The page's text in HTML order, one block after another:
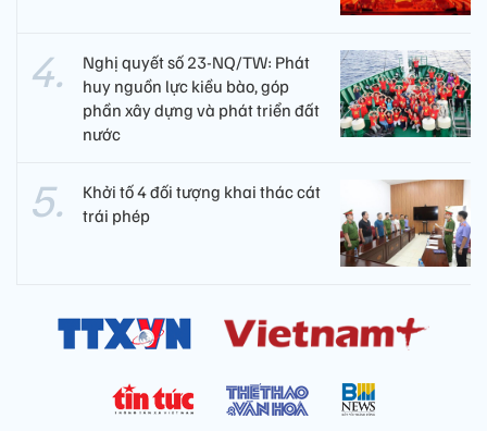
Nghị quyết số 23-NQ/TW: Phát
huy nguồn lực kiều bào, góp
phần xây dựng và phát triển đất
nước
Khởi tố 4 đối tượng khai thác cát
trái phép